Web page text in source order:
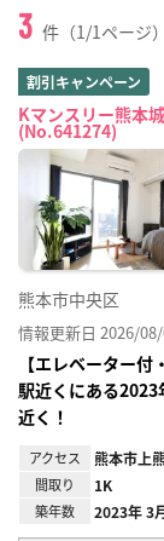
3 件（1/1ページ）
割引キャンペーン
Kマンスリー熊本
(No.641274)
熊本市中央区
情報更新日 2026/
【エレベーター
駅近くにある2023
近く！
アクセス 熊本市上
間取り 1K
築年数 2023年 3